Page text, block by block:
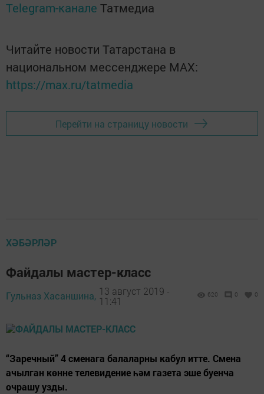
Telegram-канале Татмедиа
Читайте новости Татарстана в
национальном мессенджере MАХ:
https://max.ru/tatmedia
Перейти на страницу новости
ХӘБӘРЛӘР
Файдалы мастер-класс
Гульназ Хасаншина, 13 август 2019 -
11:41
620 0 0
“Заречный” 4 сменага балаларны кабул итте. Смена
ачылган көнне телевидение һәм газета эше буенча
очрашу узды.